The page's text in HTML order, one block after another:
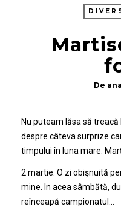
De ana
Nu puteam lăsa să
despre câteva surprize
timpului în luna mare.
2 martie. O zi obișnuită
mine. In acea sâmbătă,
reînceapă campionatul…